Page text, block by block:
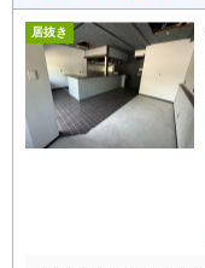
居抜き